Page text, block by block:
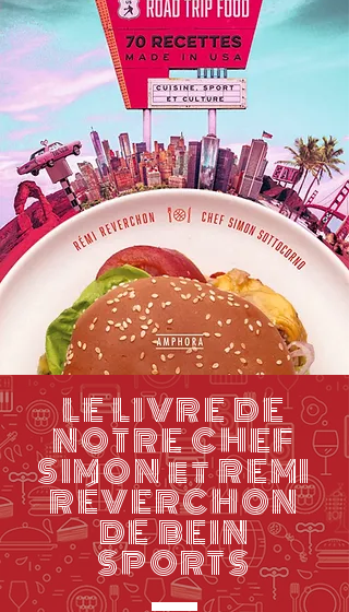
LE LIVRE DE
NOTRE CHEF
SIMON et REMI
RÉVERCHON
DE BEIN
SPORTS